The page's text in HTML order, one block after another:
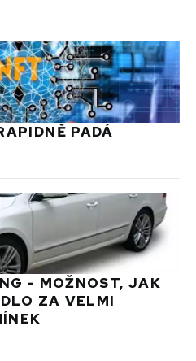
PADÁ
- MOŽNOST, JAK
ZA VELMI